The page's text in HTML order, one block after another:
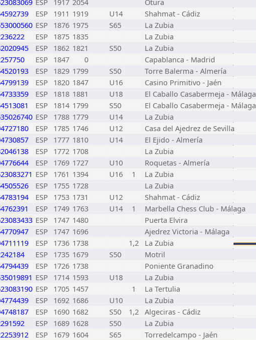
ESP 1917 2054
Otura
ESP 1911 1919 U14
Shahmat - Cádiz
ESP 1876 1975 S65
La Zubia
ESP 1875 1835
La Zubia
ESP 1862 1821 S50
La Zubia
ESP 1847 0
Capablanca - Madrid
ESP 1829 1799 S50
Torre Balerma - Almería
ESP 1820 1847 U16
Casino Primitivo - Jaén
ESP 1818 1881 U18
El Caballo Casabermeja - Málaga
ESP 1814 1799 S50
El Caballo Casabermeja - Málaga
ESP 1788 1779 U14
La Zubia
ESP 1785 1746 U12
Casa del Ajedrez de Sevilla
ESP 1777 1810 U14
El Ejido - Almería
ESP 1772 1708
La Zubia
ESP 1769 1727 U10
Roquetas - Almería
ESP 1761 1394 U16 1
La Zubia
ESP 1755 1728
La Zubia
ESP 1753 1731 U12
Shahmat - Cádiz
ESP 1749 1763 U14 1
Marbella Chess Club - Málaga
ESP 1747 1480
Puerta Elvira
ESP 1747 1696
Ajedrez Victoria - Málaga
ESP 1736 1738 1,2
La Zubia
ESP 1735 1679 S50
Motril
ESP 1726 1738
Poniente Granadino
ESP 1714 1593 U18
La Zubia
ESP 1705 1457 1
La Tertulia
ESP 1692 1686 U10
La Zubia
ESP 1690 1682 S50 1,2 Algeciras - Cádiz
ESP 1689 1628 S50
La Zubia
ESP 1679 1604 S65
Torredelcampo - Jaén